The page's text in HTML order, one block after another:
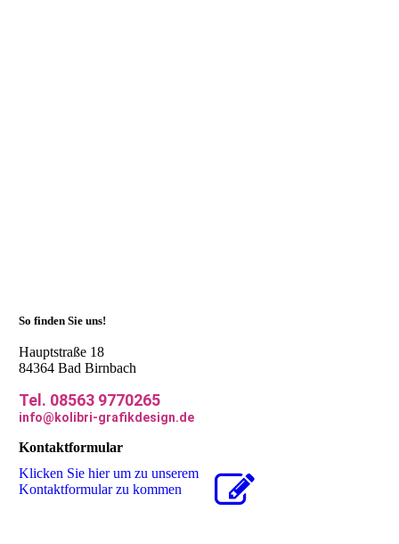
So finden Sie uns!
Hauptstraße 18
84364 Bad Birnbach
Tel. 08563 9770265
info@kolibri-grafikdesign.de
Kontaktformular
Klicken Sie hier um zu unserem
Kon­takt­for­mu­lar zu kommen